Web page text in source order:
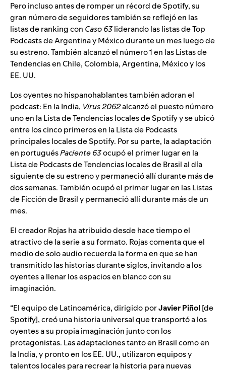
Pero incluso antes de romper un récord de Spotify, su
gran número de seguidores también se reflejó en las
listas de ranking con Caso 63liderando las listas de Top
Podcasts de Argentina y México durante un mes luego de
su estreno. También alcanzó el número 1 en las Listas de
Tendencias en Chile, Colombia, Argentina, México y los
EE. UU.
Los oyentes no hispanohablantes también adoran el
podcast: En la India, Virus 2062alcanzó el puesto número
uno en la Lista de Tendencias locales de Spotify y se ubicó
entre los cinco primeros en la Lista de Podcasts
principales locales de Spotify. Por su parte, la adaptación
en portuguésPaciente 63ocupó el primer lugar en la
Lista de Podcasts de Tendencias locales de Brasil al día
siguiente de su estreno y permaneció allí durante más de
dos semanas. También ocupó el primer lugar en las Listas
de Ficción de Brasil y permaneció allí durante más de un
mes.
Elcreador Rojasha atribuido desde hace tiempo el
atractivo de la serie a su formato. Rojas comenta que el
medio de solo audio recuerda la forma en que se han
transmitido las historias durante siglos, invitando a los
oyentes a llenar los espacios en blanco con su
imaginación.
“El equipo de Latinoamérica, dirigido porJavier Piñol[de
Spotify], creó una historia universal que transportó a los
oyentes a su propia imaginación junto con los
protagonistas. Las adaptaciones tanto en Brasil como en
la India, y pronto en los EE. UU., utilizaron equipos y
talentos locales para recrear la historia para nuevas